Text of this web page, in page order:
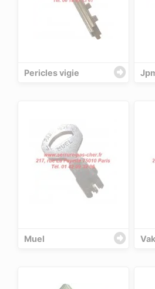
Pericles vigie
Muel Vak